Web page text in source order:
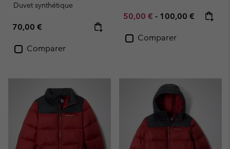
Duvet synthétique
Regular price:
70,00 €
Comparer
Minimum sale price:
50,00 € - Maximum price:
100,00 €
Comparer